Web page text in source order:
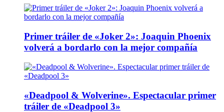
Primer tráiler de «Joker 2»: Joaquin Phoenix
volverá a bordarlo con la mejor compañía
«Deadpool & Wolverine». Espectacular primer
tráiler de «Deadpool 3»